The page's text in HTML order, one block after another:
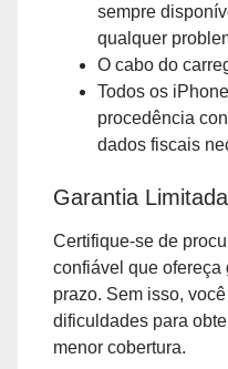
sempre
qualquer
O cabo do
Todos os
procedência
dados fiscais
Garantia Limitada
Certifique-se de
confiável que
prazo. Sem isso,
dificuldades para
menor cobertura.